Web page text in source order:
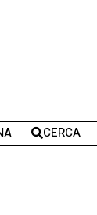
CERCA